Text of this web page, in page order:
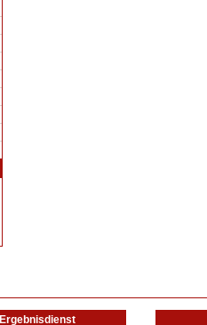
Ergebnisdienst